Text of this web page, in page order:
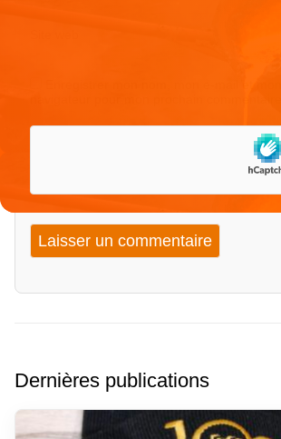
Dernières publications